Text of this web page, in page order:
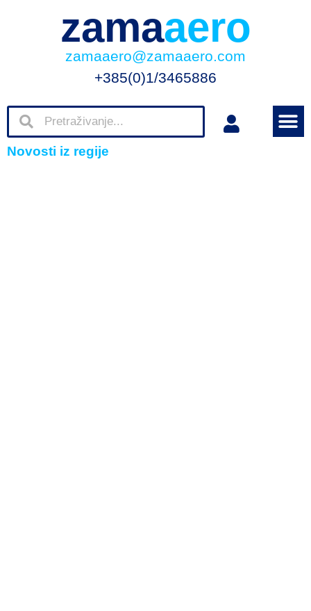
zamaaero
zamaaero@zamaaero.com
+385(0)1/3465886
Novosti iz regije